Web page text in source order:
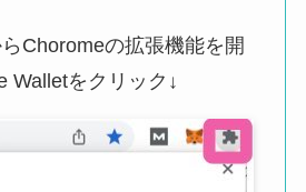
Choromeの拡張機能を開
Walletをクリック↓